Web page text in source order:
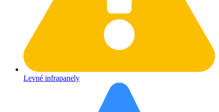
Levné infrapanely